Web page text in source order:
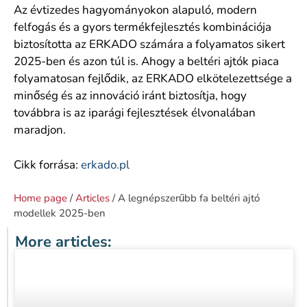
Az évtizedes hagyományokon alapuló, modern
felfogás és a gyors termékfejlesztés kombinációja
biztosította az ERKADO számára a folyamatos sikert
2025-ben és azon túl is. Ahogy a beltéri ajtók piaca
folyamatosan fejlődik, az ERKADO elkötelezettsége a
minőség és az innováció iránt biztosítja, hogy
továbbra is az iparági fejlesztések élvonalában
maradjon.
Cikk forrása: erkado.pl
Home page /Articles / A legnépszerűbb fa beltéri ajtó
modellek 2025-ben
More articles: